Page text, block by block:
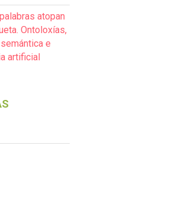
atopan
Ontoloxías,
e
artificial